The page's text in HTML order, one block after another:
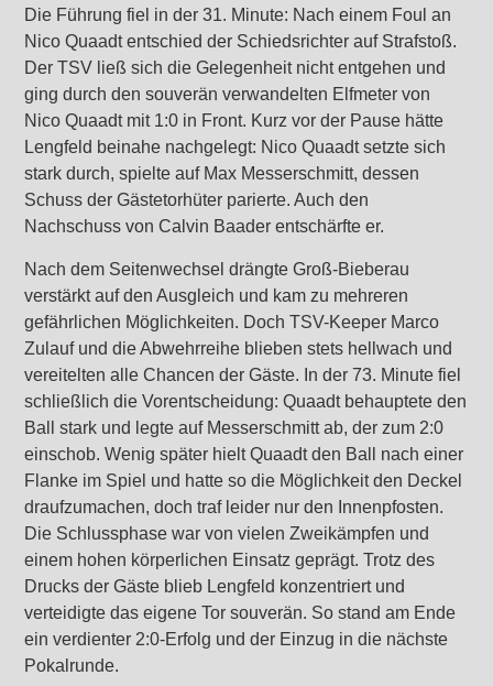
Die Führung fiel in der 31. Minute: Nach einem Foul an
Nico Quaadt entschied der Schiedsrichter auf Strafstoß.
Der TSV ließ sich die Gelegenheit nicht entgehen und
ging durch den souverän verwandelten Elfmeter von
Nico Quaadt mit 1:0 in Front. Kurz vor der Pause hätte
Lengfeld beinahe nachgelegt: Nico Quaadt setzte sich
stark durch, spielte auf Max Messerschmitt, dessen
Schuss der Gästetorhüter parierte. Auch den
Nachschuss von Calvin Baader entschärfte er.
Nach dem Seitenwechsel drängte Groß-Bieberau
verstärkt auf den Ausgleich und kam zu mehreren
gefährlichen Möglichkeiten. Doch TSV-Keeper Marco
Zulauf und die Abwehrreihe blieben stets hellwach und
vereitelten alle Chancen der Gäste. In der 73. Minute fiel
schließlich die Vorentscheidung: Quaadt behauptete den
Ball stark und legte auf Messerschmitt ab, der zum 2:0
einschob. Wenig später hielt Quaadt den Ball nach einer
Flanke im Spiel und hatte so die Möglichkeit den Deckel
draufzumachen, doch traf leider nur den Innenpfosten.
Die Schlussphase war von vielen Zweikämpfen und
einem hohen körperlichen Einsatz geprägt. Trotz des
Drucks der Gäste blieb Lengfeld konzentriert und
verteidigte das eigene Tor souverän. So stand am Ende
ein verdienter 2:0-Erfolg und der Einzug in die nächste
Pokalrunde.